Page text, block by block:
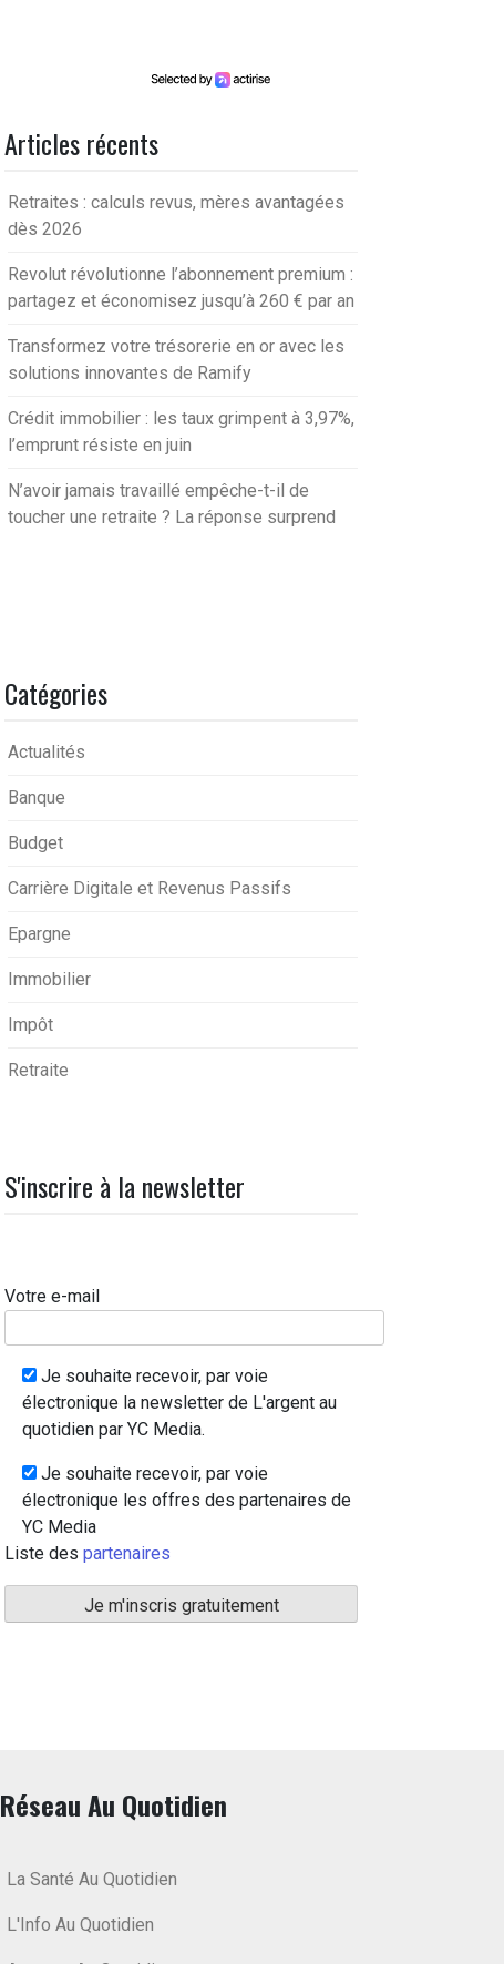
Articles récents
Retraites : calculs revus, mères avantagées
dès 2026
Revolut révolutionne l’abonnement premium :
partagez et économisez jusqu’à 260 € par an
Transformez votre trésorerie en or avec les
solutions innovantes de Ramify
Crédit immobilier : les taux grimpent à 3,97%,
l’emprunt résiste en juin
N’avoir jamais travaillé empêche-t-il de
toucher une retraite ? La réponse surprend
Catégories
Actualités
Banque
Budget
Carrière Digitale et Revenus Passifs
Epargne
Immobilier
Impôt
Retraite
S'inscrire à la newsletter
Votre e-mail
Je souhaite recevoir, par voie
électronique la newsletter de L'argent au
quotidien par YC Media.
Je souhaite recevoir, par voie
électronique les offres des partenaires de
YC Media
Liste des partenaires
Réseau Au Quotidien
La Santé Au Quotidien
L'Info Au Quotidien